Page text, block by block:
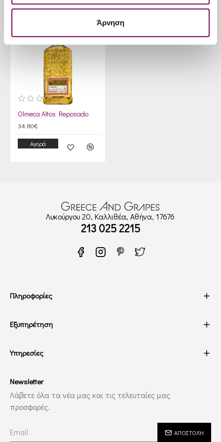
Άρνηση
Olmeca Altos Reposado
34.80€
Αγορά
Λυκούργου 20, Καλλιθέα, Αθήνα, 17676
213 025 2215
Πληροφορίες
Εξυπηρέτηση
Υπηρεσίες
Newsletter
Λάβετε όλα τα νέα μας και τις τελευταίες μας
προσφορές.
ΑΠΟΣΤΟΛΉ